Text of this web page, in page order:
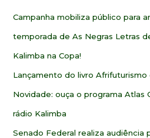
Campanha mobiliza público para
temporada de As Negras Letras
Kalimba na Copa!
Lançamento do livro
Novidade: ouça o programa Atlas
rádio Kalimba
Senado Federal realiza audiência